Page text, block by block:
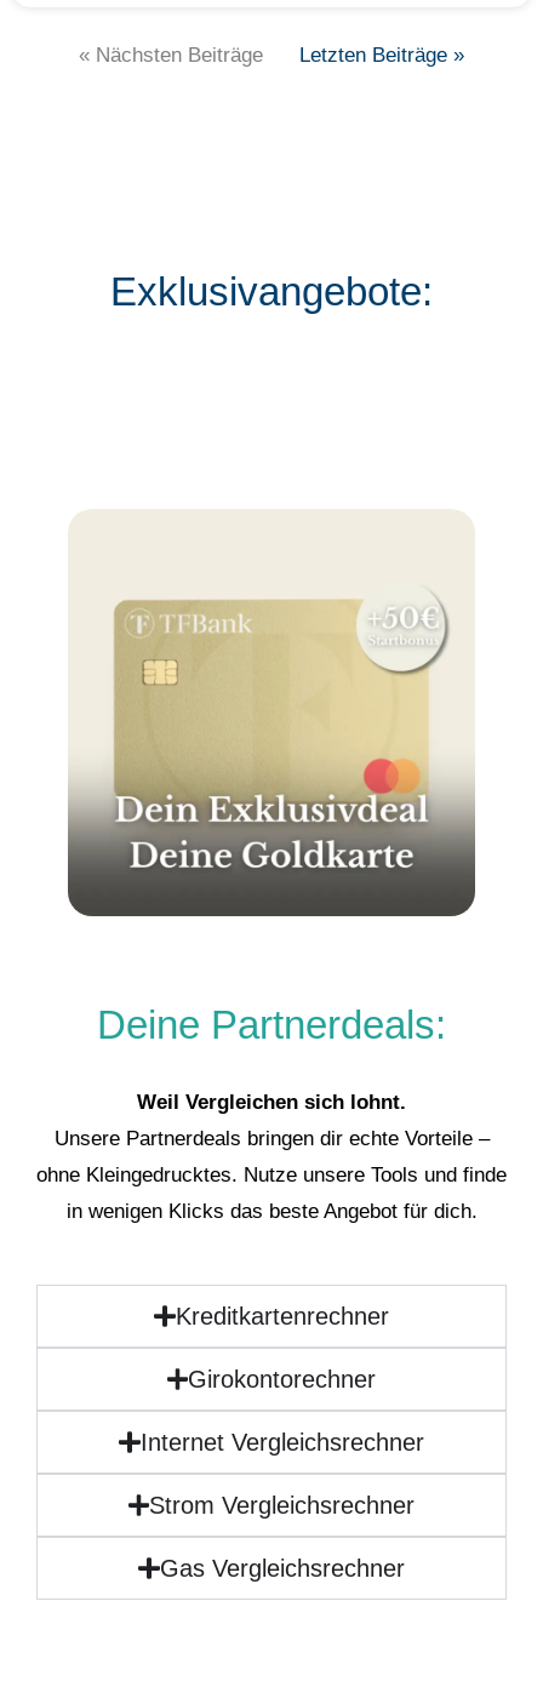
« Nächsten Beiträge Letzten Beiträge »
Exklusivangebote:
Deine Partnerdeals:
Weil Vergleichen sich lohnt.
Unsere Partnerdeals bringen dir echte Vorteile –
ohne Kleingedrucktes. Nutze unsere Tools und finde
in wenigen Klicks das beste Angebot für dich.
Kreditkartenrechner
Girokontorechner
Internet Vergleichsrechner
Strom Vergleichsrechner
Gas Vergleichsrechner